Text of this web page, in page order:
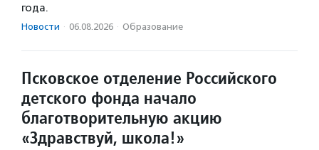
года.
Новости · 06.08.2026 · Образование
Псковское отделение Российского
детского фонда начало
благотворительную акцию
«Здравствуй, школа!»